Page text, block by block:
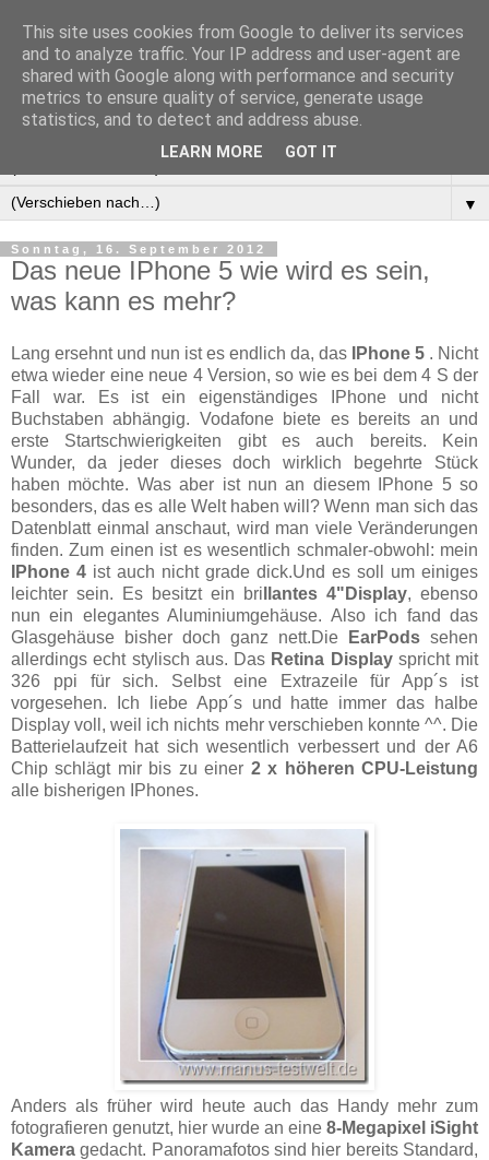
Manus Testwelt, alles
außer langweilig
▼
Sonntag, 16. September 2012
Das neue IPhone 5 wie wird es sein,
was kann es mehr?
Lang ersehnt und nun ist es endlich da, das IPhone 5 . Nicht
etwa wieder eine neue 4 Version, so wie es bei dem 4 S der
Fall war. Es ist ein eigenständiges IPhone und nicht
Buchstaben abhängig. Vodafone biete es bereits an und
erste Startschwierigkeiten gibt es auch bereits. Kein
Wunder, da jeder dieses doch wirklich begehrte Stück
haben möchte. Was aber ist nun an diesem IPhone 5 so
besonders, das es alle Welt haben will? Wenn man sich das
Datenblatt einmal anschaut, wird man viele Veränderungen
finden. Zum einen ist es wesentlich schmaler-obwohl: mein
IPhone 4 ist auch nicht grade dick.Und es soll um einiges
leichter sein. Es besitzt ein bri llantes 4"Display, ebenso
nun ein elegantes Aluminiumgehäuse. Also ich fand das
Glasgehäuse bisher doch ganz nett.Die
EarPods sehen
allerdings echt stylisch aus. Das Retina Displayspricht mit
326 ppi für sich. Selbst eine Extrazeile für App´s ist
vorgesehen. Ich liebe App´s und hatte immer das halbe
Display voll, weil ich nichts mehr verschieben konnte ^^. Die
Batterielaufzeit hat sich wesentlich verbessert und der A6
Chip schlägt mir bis zu einer 2 x höheren CPU-Leistung
alle bisherigen IPhones.
Anders als früher wird heute auch das Handy mehr zum
fotografieren genutzt, hier wurde an eine 8-Megapixel iSight
Kamera gedacht. Panoramafotos sind hier bereits Standard,
This site uses cookies from Google to deliver its services
and to analyze traffic. Your IP address and user-agent are
shared with Google along with performance and security
metrics to ensure quality of service, generate usage
statistics, and to detect and address abuse.
LEARN MORE GOT IT